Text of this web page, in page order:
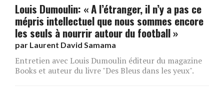
Louis Dumoulin: « A l’étranger, il n’y a pas ce
mépris intellectuel que nous sommes encore
les seuls à nourrir autour du football »
par Laurent David Samama
Entretien avec Louis Dumoulin éditeur du magazine
Books et auteur du livre "Des Bleus dans les yeux".